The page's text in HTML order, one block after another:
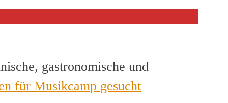
gastronomische und
für Musikcamp gesucht